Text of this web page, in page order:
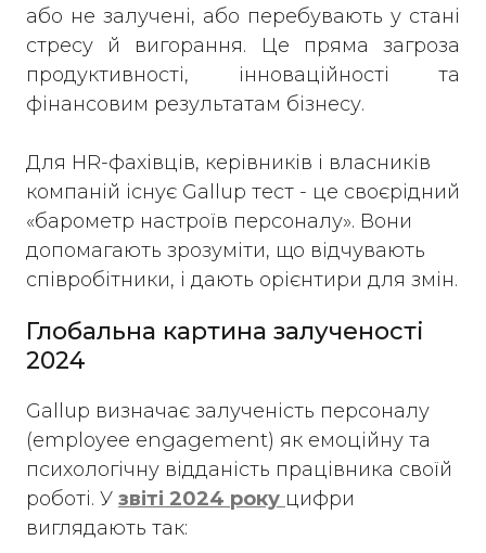
або не залучені, або перебувають у стані
стресу й вигорання. Це пряма загроза
продуктивності, інноваційності та
фінансовим результатам бізнесу.
Для HR-фахівців, керівників і власників
компаній існує Gallup тест - це своєрідний
«барометр настроїв персоналу». Вони
допомагають зрозуміти, що відчувають
співробітники, і дають орієнтири для змін.
Глобальна картина залученості
2024
Gallup визначає залученість персоналу
(employee engagement) як емоційну та
психологічну відданість працівника своїй
роботі. У звіті 2024 року цифри
виглядають так: